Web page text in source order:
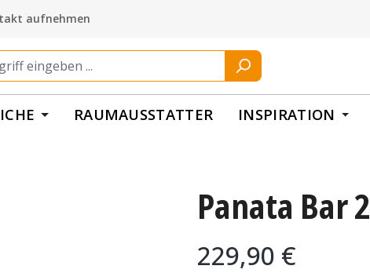
aufnehmen
RAUMAUSSTATTER INSPIRATION
Panata Bar
Regulärer Preis:
229,90 €